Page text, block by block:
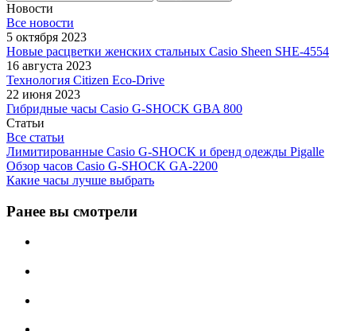
Новости
Все новости
5 октября 2023
Новые расцветки женских стальных Casio Sheen SHE-4554
16 августа 2023
Технология Citizen Eco-Drive
22 июня 2023
Гибридные часы Casio G-SHOCK GBA 800
Статьи
Все статьи
Лимитированные Casio G-SHOCK и бренд одежды Pigalle
Обзор часов Casio G-SHOCK GA-2200
Какие часы лучше выбрать
Ранее вы смотрели